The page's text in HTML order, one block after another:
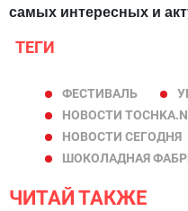
самых интересных и
ТЕГИ
ФЕСТИВАЛЬ
НОВОСТИ
НОВОСТИ СЕГОДНЯ
ШОКОЛАДНАЯ
ЧИТАЙ ТАКЖЕ